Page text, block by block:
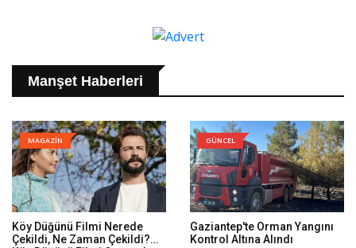
Manşet Haberleri
MAGAZİN
Köy Düğünü Filmi Nerede
Çekildi, Ne Zaman Çekildi?
GÜNCEL
Gaziantep'te Orman Yangını
Kontrol Altına Alındı